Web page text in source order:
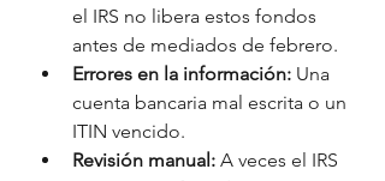
el IRS no libera estos fondos
antes de mediados de febrero.
Errores en la información: Una
cuenta bancaria mal escrita o un
ITIN vencido.
Revisión manual: A veces el IRS